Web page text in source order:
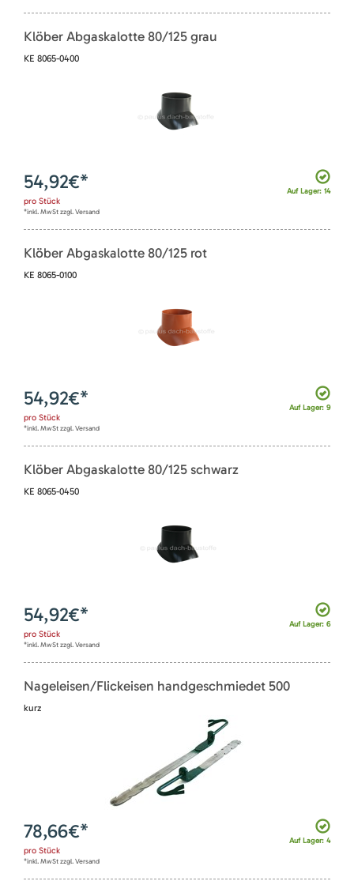
Klöber Abgaskalotte 80/125 grau
KE 8065-0400
Auf Lager: 14
54,92€*
pro Stück
*inkl. MwSt zzgl. Versand
Klöber Abgaskalotte 80/125 rot
KE 8065-0100
Auf Lager: 9
54,92€*
pro Stück
*inkl. MwSt zzgl. Versand
Klöber Abgaskalotte 80/125 schwarz
KE 8065-0450
Auf Lager: 6
54,92€*
pro Stück
*inkl. MwSt zzgl. Versand
Nageleisen/Flickeisen handgeschmiedet 500
kurz
Auf Lager: 4
78,66€*
pro Stück
*inkl. MwSt zzgl. Versand